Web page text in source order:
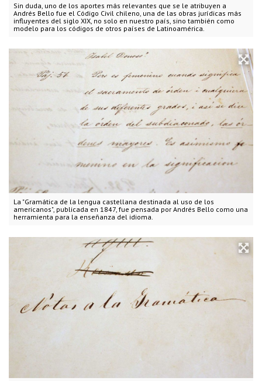
Sin duda, uno de los aportes más relevantes que se le atribuyen a
Andrés Bello fue el Código Civil chileno, una de las obras jurídicas más
influyentes del siglo XIX, no solo en nuestro país, sino también como
modelo para los códigos de otros países de Latinoamérica.
La "Gramática de la lengua castellana destinada al uso de los
americanos", publicada en 1847, fue pensada por Andrés Bello como una
herramienta para la enseñanza del idioma.